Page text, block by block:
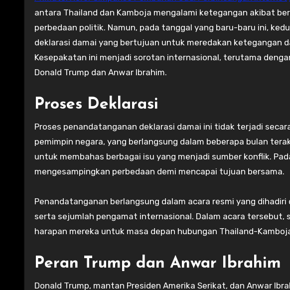
antara Thailand dan Kamboja mengalami ketegangan akibat
perbedaan politik. Namun, pada tanggal yang baru-baru ini,
deklarasi damai yang bertujuan untuk meredakan ketegangan
Kesepakatan ini menjadi sorotan internasional, terutama
Donald Trump dan Anwar Ibrahim.
Proses Deklarasi
Proses penandatanganan deklarasi damai ini tidak terjadi
pemimpin negara, yang berlangsung dalam beberapa bulan
untuk membahas berbagai isu yang menjadi sumber konflik.
mengesampingkan perbedaan demi mencapai tujuan bersama.
Penandatanganan berlangsung dalam acara resmi yang
serta sejumlah pengamat internasional. Dalam acara tersebut,
harapan mereka untuk masa depan hubungan Thailand-
Peran Trump dan Anwar Ibrahim
Donald Trump, mantan Presiden Amerika Serikat, dan Anwar